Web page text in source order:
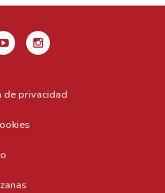
privacidad